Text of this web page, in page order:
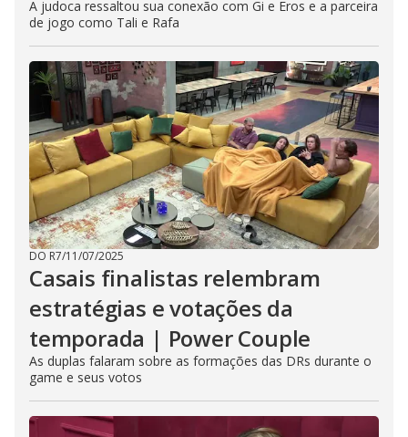
A judoca ressaltou sua conexão com Gi e Eros e a parceira
de jogo como Tali e Rafa
DO R7/11/07/2025
Casais finalistas relembram
estratégias e votações da
temporada | Power Couple
As duplas falaram sobre as formações das DRs durante o
game e seus votos